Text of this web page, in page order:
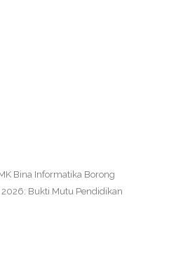
Bina Informatika Borong
2026: Bukti Mutu Pendidikan